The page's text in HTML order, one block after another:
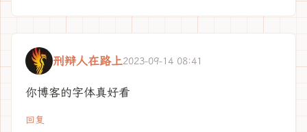
刑辩人在路上2023-09-14 08:41
你博客的字体真好看
回复